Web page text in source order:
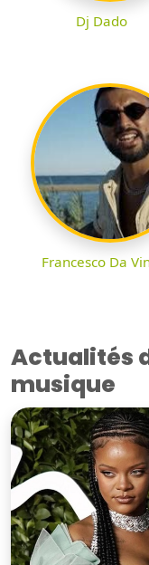
Dj Dado
Francesco Da
Actualités
musique